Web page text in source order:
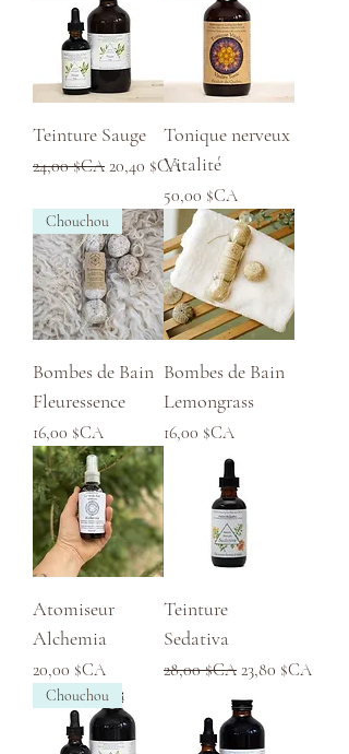
Teinture Sauge
Prix original
24,00 $CA Prix promotionnel
20,40 $CA
Tonique nerveux
Vitalité
Prix
50,00 $CA
Chouchou
Bombes de Bain
Fleuressence
Prix
16,00 $CA
Bombes de Bain
Lemongrass
Prix
16,00 $CA
Atomiseur
Alchemia
Prix
20,00 $CA
Teinture
Sedativa
Prix original
28,00 $CA Prix
23,80 $CA
Chouchou